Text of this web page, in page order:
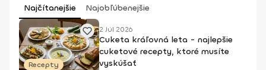
Najčítanejšie Najobľúbenejšie
Recepty
2 Júl 2026
Cuketa kráľovná leta - najlepšie
cuketové recepty, ktoré musíte
vyskúšať